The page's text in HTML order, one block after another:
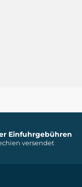
Einfuhrgebühren
versendet